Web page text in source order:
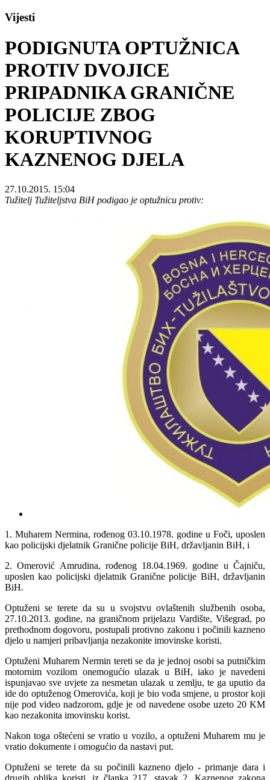
Vijesti
PODIGNUTA OPTUŽNICA
PROTIV DVOJICE
PRIPADNIKA GRANIČNE
POLICIJE ZBOG
KORUPTIVNOG
KAZNENOG DJELA
27.10.2015. 15:04
Tužitelj Tužiteljstva BiH podigao je optužnicu protiv:
1. Muharem Nermina, rođenog 03.10.1978. godine u Foči, uposlen
kao policijski djelatnik Granične policije BiH, državljanin BiH, i
2. Omerović Amrudina, rođenog 18.04.1969. godine u Čajniču,
uposlen kao policijski djelatnik Granične policije BiH, državljanin
BiH.
Optuženi se terete da su u svojstvu ovlaštenih službenih osoba,
27.10.2013. godine, na graničnom prijelazu Vardište, Višegrad, po
prethodnom dogovoru, postupali protivno zakonu i počinili kazneno
djelo u namjeri pribavljanja nezakonite imovinske koristi.
Optuženi Muharem Nermin tereti se da je jednoj osobi sa putničkim
motornim vozilom onemogućio ulazak u BiH, iako je navedeni
ispunjavao sve uvjete za nesmetan ulazak u zemlju, te ga uputio da
ide do optuženog Omerovića, koji je bio vođa smjene, u prostor koji
nije pod video nadzorom, gdje je od navedene osobe uzeto 20 KM
kao nezakonita imovinsku korist.
Nakon toga oštećeni se vratio u vozilo, a optuženi Muharem mu je
vratio dokumente i omogućio da nastavi put.
Optuženi se terete da su počinili kazneno djelo - primanje dara i
drugih oblika koristi, iz članka 217. stavak 2. Kaznenog zakona